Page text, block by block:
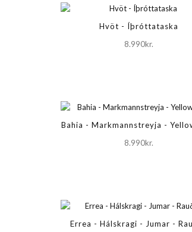
Hvöt - Íþróttataska
8.990kr.
Bahia - Markmannstreyja -
8.990kr.
Errea - Hálskragi - Jumar -